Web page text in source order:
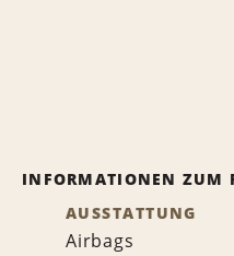
INFORMATIONEN ZUM
AUSSTATTUNG
Airbags